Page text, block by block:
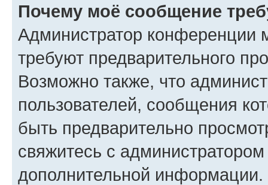
Почему моё сообщение
Администратор конференции
требуют предварительного
Возможно также, что
пользователей, сообщения
быть предварительно
свяжитесь с
дополнительной информации.